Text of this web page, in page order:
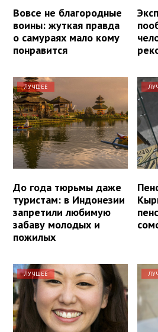
Вовсе не благородные
воины: жуткая правда
о самураях мало кому
понравится
ЛУЧШЕЕ
До года тюрьмы даже
туристам: в Индонезии
запретили любимую
забаву молодых и
пожилых
ЛУЧШЕЕ